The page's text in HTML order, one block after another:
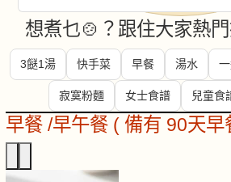
想煮乜🍲？跟住大家熱
3餸1湯 快手菜 早餐 湯水
寂寞粉麵 女士食譜 兒童食
早餐 /早午餐 ( 備有 90天早